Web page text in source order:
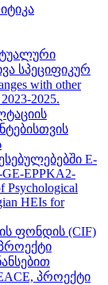
სპეციფიკურ
with other
2025.
E-
GE-EPPKA2-
Psychological
HEIs for
ფონდის (CIF)
პროექტი